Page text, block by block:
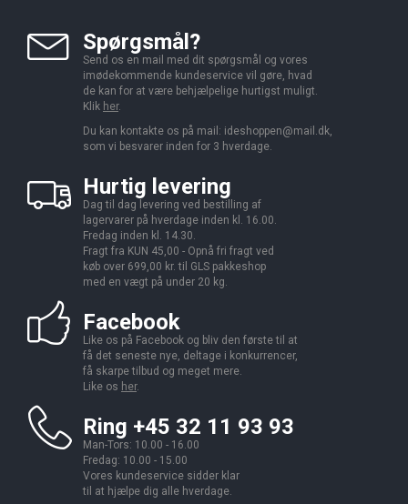
Spørgsmål?
Send os en mail med dit spørgsmål og vores
imødekommende kundeservice vil gøre, hvad
de kan for at være behjælpelige hurtigst muligt.
Klik her.
Du kan kontakte os på mail: ideshoppen@mail.dk,
som vi besvarer inden for 3 hverdage.
Hurtig levering
Dag til dag levering ved bestilling af
lagervarer på hverdage inden kl. 16.00.
Fredag inden kl. 14.30.
Fragt fra KUN 45,00 - Opnå fri fragt ved
køb over 699,00 kr. til GLS pakkeshop
med en vægt på under 20 kg.
Facebook
Like os på Facebook og bliv den første til at
få det seneste nye, deltage i konkurrencer,
få skarpe tilbud og meget mere.
Like os her.
Ring +45 32 11 93 93
Man-Tors: 10.00 - 16.00
Fredag: 10.00 - 15.00
Vores kundeservice sidder klar
til at hjælpe dig alle hverdage.